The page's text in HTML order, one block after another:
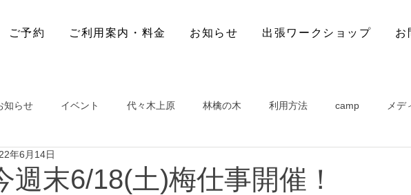
ご予約 ご利用案内・料金 お知らせ 出張ワークショップ お
知らせ イベント 代々木上原 林檎の木 利用方法 camp メデ
ョップ
週末6/18(土)梅仕事開催！
年6月14日